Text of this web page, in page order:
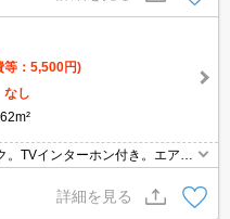
等：5,500円)
なし
TVインターホン付き。エアコ
洗浄便座付き。角部屋。ロード
払い可能。詳細を見る